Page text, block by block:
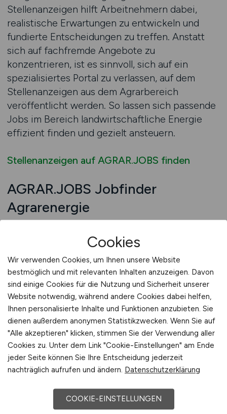
Stellenanzeigen hilft Arbeitnehmern dabei,
realistische Erwartungen zu entwickeln und
fundierte Entscheidungen zu treffen. Anstatt
sich auf fachfremde Angebote zu
konzentrieren, ist es sinnvoll, sich auf ein
spezialisiertes Portal zu verlassen, auf dem
Stellenanzeigen aus dem Agrarbereich
veröffentlicht werden. So lassen sich passende
Jobs im Bereich landwirtschaftliche Energie
effizient finden und gezielt ansteuern.
Stellenanzeigen auf AGRAR.JOBS finden
AGRAR.JOBS Jobfinder
Agrarenergie
erfordert Übersicht und eine klare Struktur, da
technische und organisatorische
Anforderungen aufweisen können. Ein
spezialisierter Jobfinder unterstützt
Arbeitnehmer dabei, diese Vielfalt zu ordnen
und gezielt nach passenden Positionen zu
suchen. Anstatt zahlreiche Anzeigen manuell zu
durchsuchen, können Jobsuchende ihre Suche
systematisch eingrenzen und relevante
Angebote schneller identifizieren. Gerade in
einem technisch geprägten Arbeitsumfeld ist
diese Effizienz ein entscheidender Vorteil.
Cookies
Wir verwenden Cookies, um Ihnen unsere Website
bestmöglich und mit relevanten Inhalten anzuzeigen. Davon
sind einige Cookies für die Nutzung und Sicherheit unserer
Website notwendig, während andere Cookies dabei helfen,
Ihnen personalisierte Inhalte und Funktionen anzubieten. Sie
dienen außerdem anonymen Statistikzwecken. Wenn Sie auf
"Alle akzeptieren" klicken, stimmen Sie der Verwendung aller
Cookies zu. Unter dem Link "Cookie-Einstellungen" am Ende
jeder Seite können Sie Ihre Entscheidung jederzeit
nachträglich aufrufen und ändern. Datenschutzerklärung
COOKIE-EINSTELLUNGEN